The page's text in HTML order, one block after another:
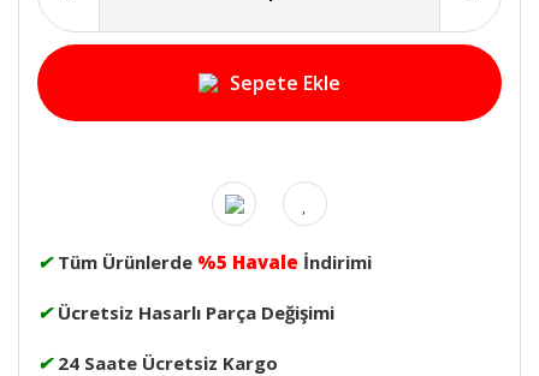
Sepete Ekle
✔ Tüm Ürünlerde %5 Havale İndirimi
✔ Ücretsiz Hasarlı Parça Değişimi
✔ 24 Saate Ücretsiz Kargo